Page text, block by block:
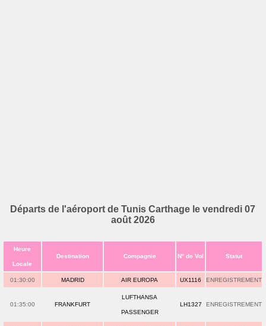
Départs de l'aéroport de Tunis Carthage le vendredi 07
août 2026
Heure
Locale
Destination Compagnie N° de Vol Statut
01:30:00 MADRID AIR EUROPA UX1116 ENREGISTREMENT
01:35:00 FRANKFURT
LUFTHANSA
PASSENGER
LH1327 ENREGISTREMENT